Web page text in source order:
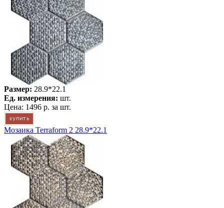
Размер: 28.9*22.1
Ед. измерения: шт.
Цена: 1496 р. за шт.
Мозаика Terraform 2 28.9*22.1